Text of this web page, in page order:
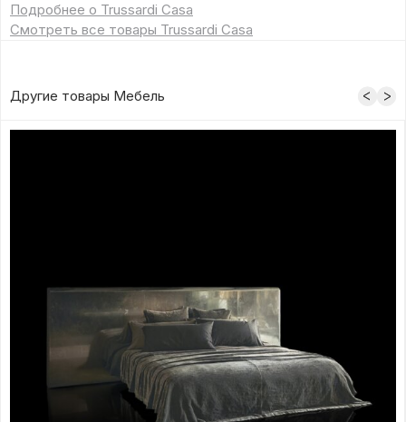
Подробнее о Trussardi Casa
Смотреть все товары Trussardi Casa
Другие товары Мебель